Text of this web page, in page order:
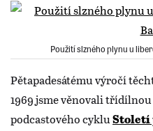
Použití slzného plynu u
Pětapadesátému výročí
1969 jsme věnovali
podcastového cykluStoletí